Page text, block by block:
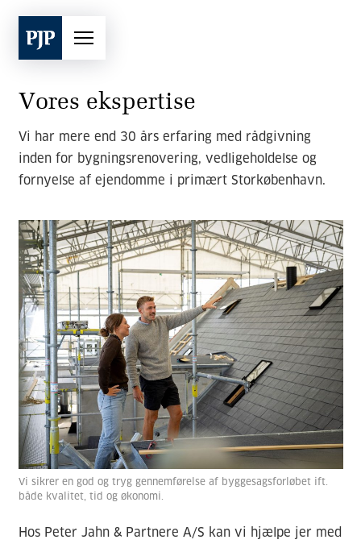
Vores ekspertise
Vi har mere end 30 års erfaring med rådgivning
inden for bygningsrenovering, vedligeholdelse og
fornyelse af ejendomme i primært Storkøbenhavn.
Vi sikrer en god og tryg gennemførelse af byggesagsforløbet ift.
både kvalitet, tid og økonomi.
Hos Peter Jahn & Partnere A/S kan vi hjælpe jer med